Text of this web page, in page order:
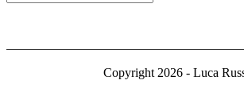
Copyright 2026 - Luca